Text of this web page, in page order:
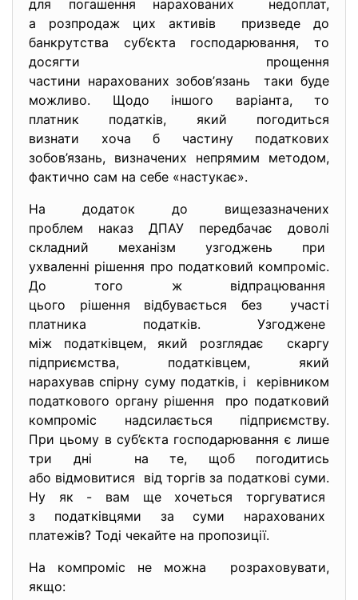
для погашення нарахованих недоплат,
а розпродаж цих активів призведе до
банкрутства суб’єкта господарювання, то
досягти прощення
частини нарахованих зобов’язань таки буде
можливо. Щодо іншого варіанта, то
платник податків, який погодиться
визнати хоча б частину податкових
зобов’язань, визначених непрямим методом,
фактично сам на себе «настукає».
На додаток до вищезазначених
проблем наказ ДПАУ передбачає доволі
складний механізм узгоджень при
ухваленні рішення про податковий компроміс.
До того ж відпрацювання
цього рішення відбувається без участі
платника податків. Узгоджене
між податківцем, який розглядає скаргу
підприємства, податківцем, який
нарахував спірну суму податків, і керівником
податкового органу рішення про податковий
компроміс надсилається підприємству.
При цьому в суб’єкта господарювання є лише
три дні на те, щоб погодитись
або відмовитися від торгів за податкові суми.
Ну як - вам ще хочеться торгуватися
з податківцями за суми нарахованих
платежів? Тоді чекайте на пропозиції.
На компроміс не можна розраховувати,
якщо: